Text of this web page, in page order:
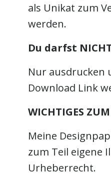
als Unikat zum
werden.
Du darfst
Nur ausdrucken
Download Link
WICHTIGES
Meine
zum Teil eigene
Urheberrecht.